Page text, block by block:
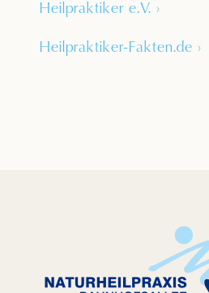
Heilpraktiker e.V.›
Heilpraktiker-Fakten.de›